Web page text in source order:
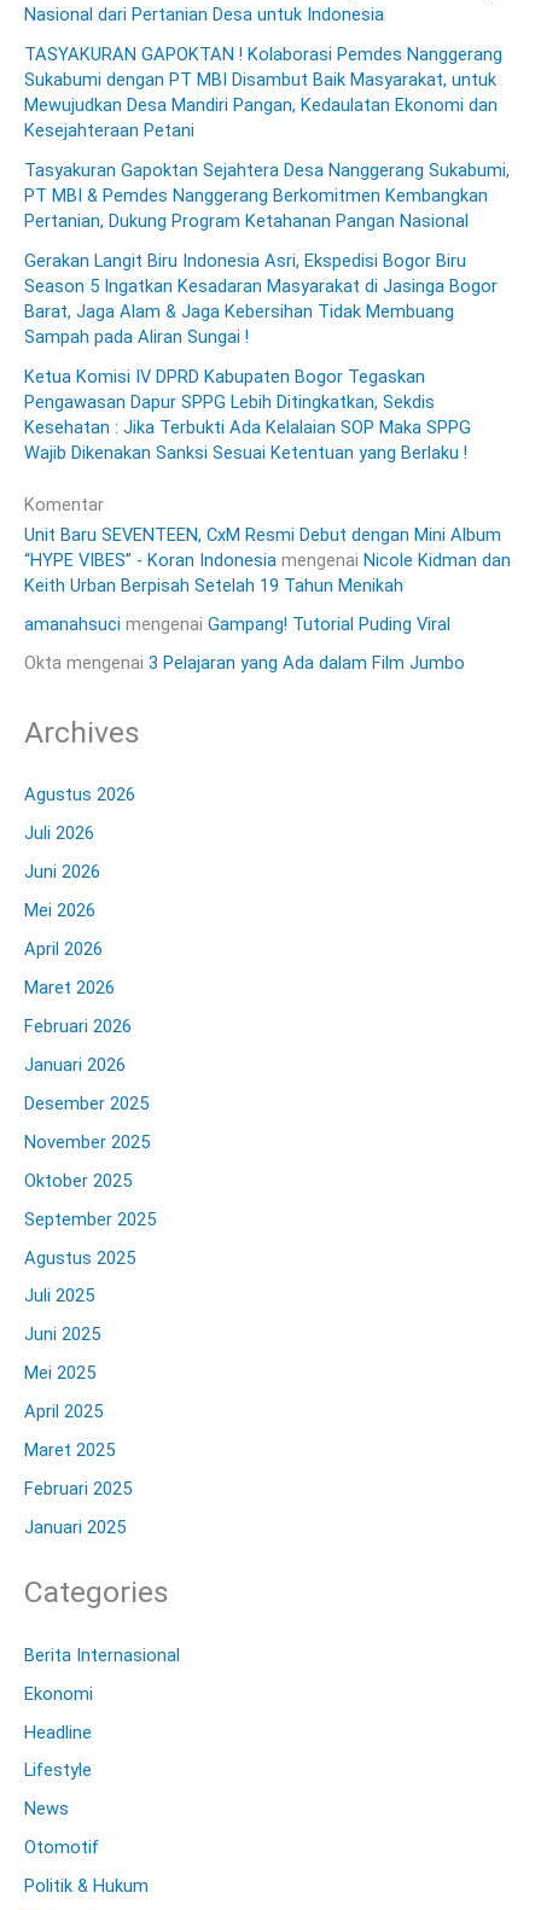
Nasional dari Pertanian Desa untuk Indonesia
TASYAKURAN GAPOKTAN ! Kolaborasi Pemdes Nanggerang
Sukabumi dengan PT MBI Disambut Baik Masyarakat, untuk
Mewujudkan Desa Mandiri Pangan, Kedaulatan Ekonomi dan
Kesejahteraan Petani
Tasyakuran Gapoktan Sejahtera Desa Nanggerang Sukabumi,
PT MBI & Pemdes Nanggerang Berkomitmen Kembangkan
Pertanian, Dukung Program Ketahanan Pangan Nasional
Gerakan Langit Biru Indonesia Asri, Ekspedisi Bogor Biru
Season 5 Ingatkan Kesadaran Masyarakat di Jasinga Bogor
Barat, Jaga Alam & Jaga Kebersihan Tidak Membuang
Sampah pada Aliran Sungai !
Ketua Komisi IV DPRD Kabupaten Bogor Tegaskan
Pengawasan Dapur SPPG Lebih Ditingkatkan, Sekdis
Kesehatan : Jika Terbukti Ada Kelalaian SOP Maka SPPG
Wajib Dikenakan Sanksi Sesuai Ketentuan yang Berlaku !
Komentar
Unit Baru SEVENTEEN, CxM Resmi Debut dengan Mini Album
“HYPE VIBES” - Koran Indonesia mengenai Nicole Kidman dan
Keith Urban Berpisah Setelah 19 Tahun Menikah
amanahsuci mengenai Gampang! Tutorial Puding Viral
Okta mengenai 3 Pelajaran yang Ada dalam Film Jumbo
Archives
Agustus 2026
Juli 2026
Juni 2026
Mei 2026
April 2026
Maret 2026
Februari 2026
Januari 2026
Desember 2025
November 2025
Oktober 2025
September 2025
Agustus 2025
Juli 2025
Juni 2025
Mei 2025
April 2025
Maret 2025
Februari 2025
Januari 2025
Categories
Berita Internasional
Ekonomi
Headline
Lifestyle
News
Otomotif
Politik & Hukum